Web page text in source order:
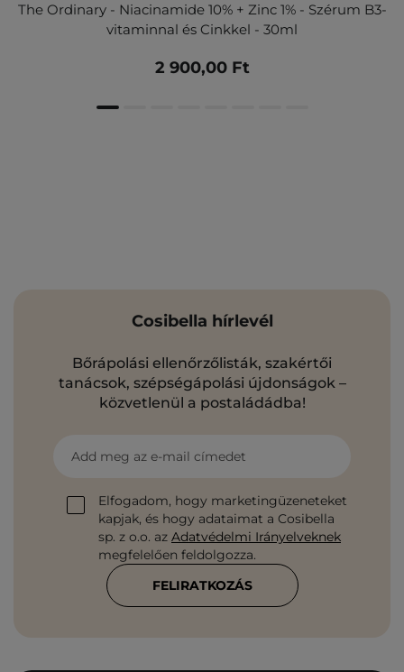
The Ordinary - Niacinamide 10% + Zinc 1% - Szérum B3-
vitaminnal és Cinkkel - 30ml
2 900,00 Ft
Cosibella hírlevél
Bőrápolási ellenőrzőlisták, szakértői
tanácsok, szépségápolási újdonságok –
közvetlenül a postaládádba!
Add meg az e-mail címedet
Elfogadom, hogy marketingüzeneteket
kapjak, és hogy adataimat a Cosibella
sp. z o.o. az Adatvédelmi Irányelveknek
megfelelően feldolgozza.
FELIRATKOZÁS